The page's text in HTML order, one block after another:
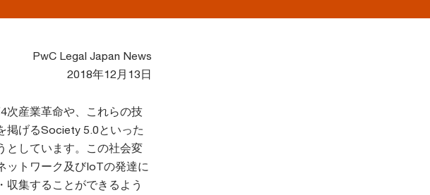
PwC Legal Japan News
2018年12月13日
次産業革命や、これらの技
掲げるSociety 5.0といった
としています。この社会変
ットワーク及びIoTの発達に
収集することができるよう